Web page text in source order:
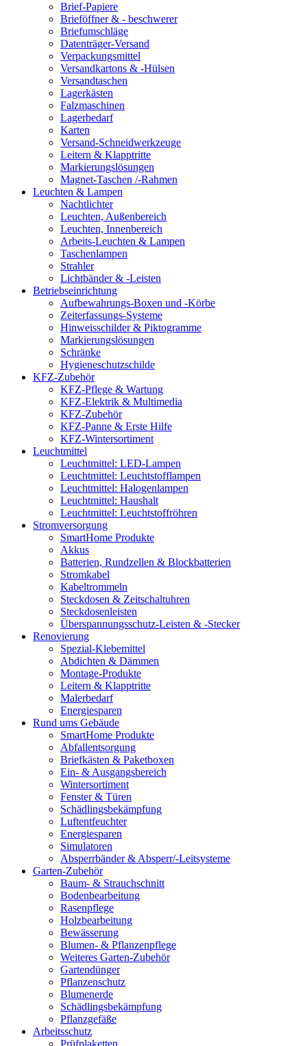
Brief-Papiere
Brieföffner & - beschwerer
Briefumschläge
Datenträger-Versand
Verpackungsmittel
Versandkartons & -Hülsen
Versandtaschen
Lagerkästen
Falzmaschinen
Lagerbedarf
Karten
Versand-Schneidwerkzeuge
Leitern & Klapptritte
Markierungslösungen
Magnet-Taschen /-Rahmen
Leuchten & Lampen
Nachtlichter
Leuchten, Außenbereich
Leuchten, Innenbereich
Arbeits-Leuchten & Lampen
Taschenlampen
Strahler
Lichtbänder & -Leisten
Betriebseinrichtung
Aufbewahrungs-Boxen und -Körbe
Zeiterfassungs-Systeme
Hinweisschilder & Piktogramme
Markierungslösungen
Schränke
Hygieneschutzschilde
KFZ-Zubehör
KFZ-Pflege & Wartung
KFZ-Elektrik & Multimedia
KFZ-Zubehör
KFZ-Panne & Erste Hilfe
KFZ-Wintersortiment
Leuchtmittel
Leuchtmittel: LED-Lampen
Leuchtmittel: Leuchtstofflampen
Leuchtmittel: Halogenlampen
Leuchtmittel: Haushalt
Leuchtmittel: Leuchtstoffröhren
Stromversorgung
SmartHome Produkte
Akkus
Batterien, Rundzellen & Blockbatterien
Stromkabel
Kabeltrommeln
Steckdosen & Zeitschaltuhren
Steckdosenleisten
Überspannungsschutz-Leisten & -Stecker
Renovierung
Spezial-Klebemittel
Abdichten & Dämmen
Montage-Produkte
Leitern & Klapptritte
Malerbedarf
Energiesparen
Rund ums Gebäude
SmartHome Produkte
Abfallentsorgung
Briefkästen & Paketboxen
Ein- & Ausgangsbereich
Wintersortiment
Fenster & Türen
Schädlingsbekämpfung
Luftentfeuchter
Energiesparen
Simulatoren
Absperrbänder & Absperr/-Leitsysteme
Garten-Zubehör
Baum- & Strauchschnitt
Bodenbearbeitung
Rasenpflege
Holzbearbeitung
Bewässerung
Blumen- & Pflanzenpflege
Weiteres Garten-Zubehör
Gartendünger
Pflanzenschutz
Blumenerde
Schädlingsbekämpfung
Pflanzgefäße
Arbeitsschutz
Prüfplaketten